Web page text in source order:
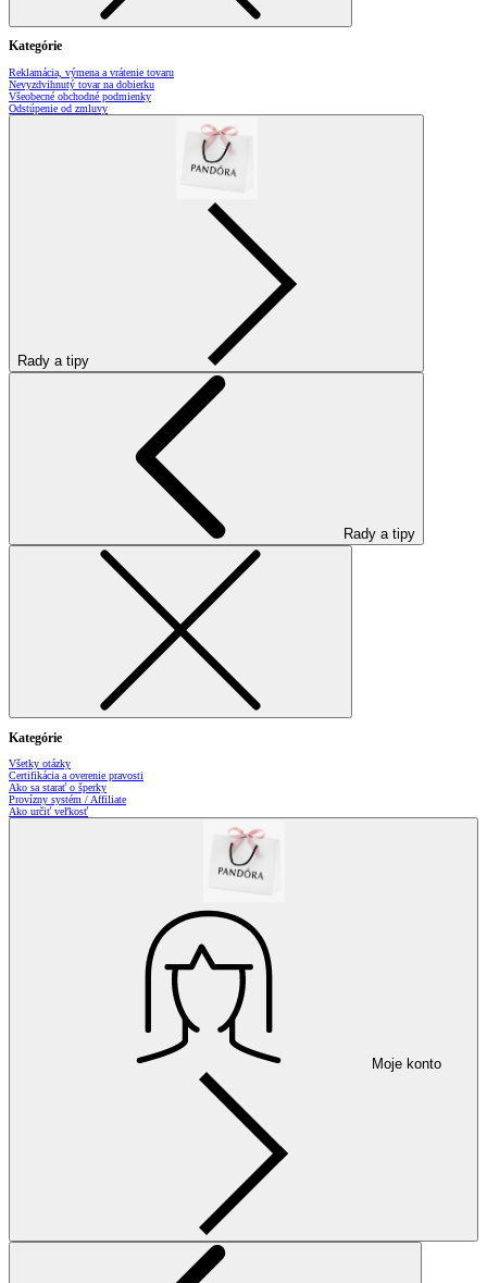
Kategórie
Reklamácia, výmena a vrátenie tovaru
Nevyzdvihnutý tovar na dobierku
Všeobecné obchodné podmienky
Odstúpenie od zmluvy
Rady a tipy
Rady a tipy
Kategórie
Všetky otázky
Certifikácia a overenie pravosti
Ako sa starať o šperky
Provízny systém / Affiliate
Ako určiť veľkosť
Moje konto